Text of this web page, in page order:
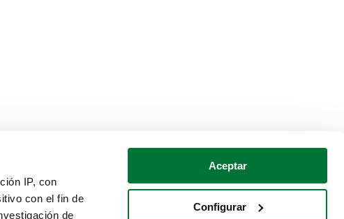
IP, con
con el fin de
de
Aceptar
Configurar